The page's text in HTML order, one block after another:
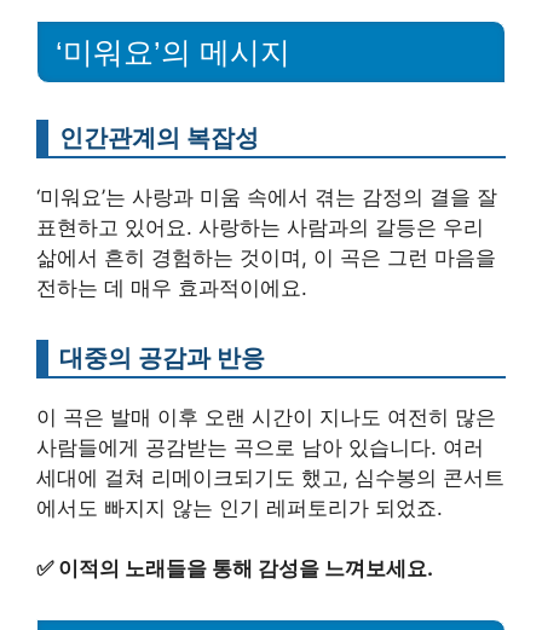
‘미워요’의 메시지
인간관계의 복잡성
‘미워요’는 사랑과 미움 속에서 겪는 감정의 결을 잘
표현하고 있어요. 사랑하는 사람과의 갈등은 우리
삶에서 흔히 경험하는 것이며, 이 곡은 그런 마음을
전하는 데 매우 효과적이에요.
대중의 공감과 반응
이 곡은 발매 이후 오랜 시간이 지나도 여전히 많은
사람들에게 공감받는 곡으로 남아 있습니다. 여러
세대에 걸쳐 리메이크되기도 했고, 심수봉의 콘서트
에서도 빠지지 않는 인기 레퍼토리가 되었죠.
✅ 이적의 노래들을 통해 감성을 느껴보세요.